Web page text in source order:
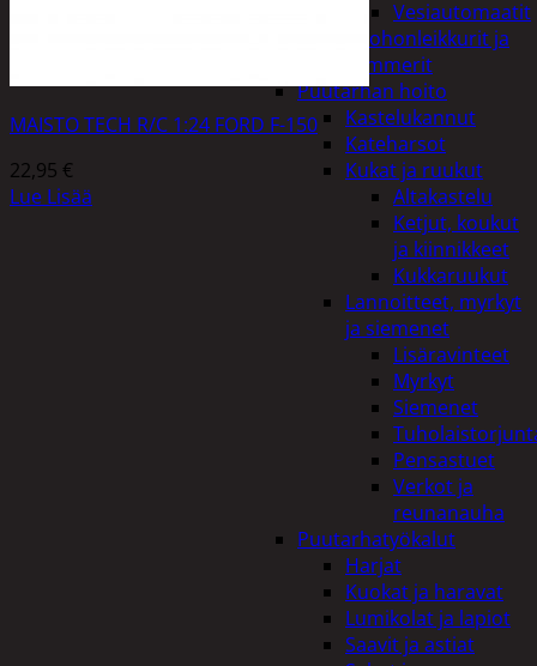
Vesiautomaatit
Ruohonleikkurit ja
trimmerit
Puutarhan hoito
Kastelukannut
Kateharsot
Kukat ja ruukut
Altakastelu
Ketjut, koukut
ja kiinnikkeet
Kukkaruukut
Lannoitteet, myrkyt
ja siemenet
Lisäravinteet
Myrkyt
Siemenet
Pensastuet
Verkot ja
reunanauha
Puutarhatyökalut
Harjat
Kuokat ja haravat
Lumikolat ja lapiot
Saavit ja astiat
MAISTO TECH R/C 1:24 FORD F-150
22,95 €
Lue Lisää